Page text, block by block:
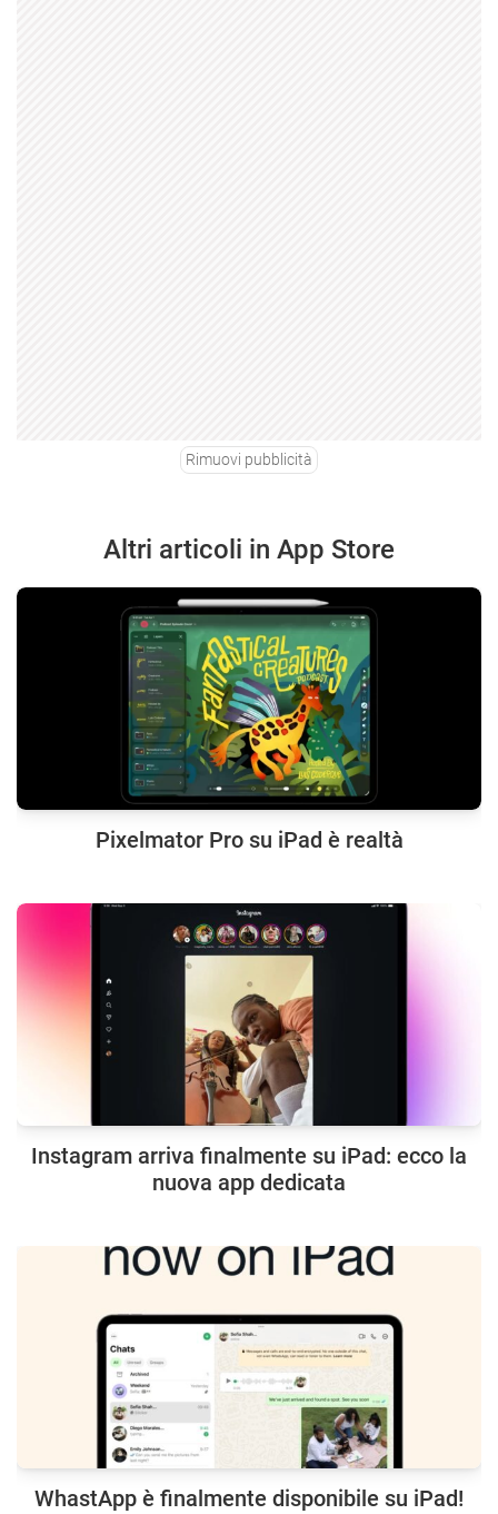
Rimuovi pubblicità
Altri articoli in App Store
Pixelmator Pro su iPad è realtà
Instagram arriva finalmente su iPad: ecco la
nuova app dedicata
WhastApp è finalmente disponibile su iPad!